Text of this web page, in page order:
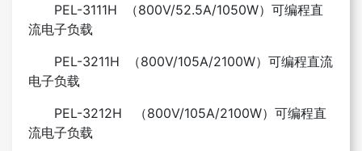
PEL-3111H （800V/52.5A/1050W）可编程直
流电子负载
PEL-3211H
（800V/105A/2100W） 可编程直流
电子负载
PEL-3212H
（800V/105A/2100W） 可编程直
流电子负载